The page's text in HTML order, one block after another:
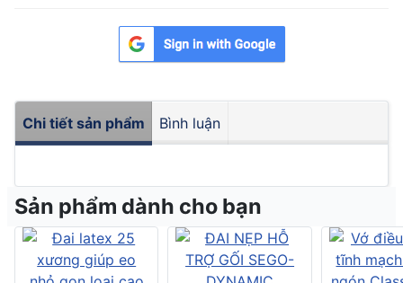
Chi tiết sản phẩm Bình luận
Sản phẩm dành cho bạn